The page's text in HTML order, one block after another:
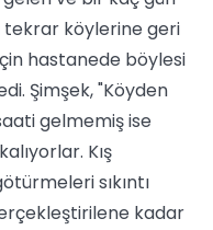
tekrar köylerine geri
hastanede böylesi
Şimşek, "Köyden
gelmemiş ise
Kış
sıkıntı
kadar